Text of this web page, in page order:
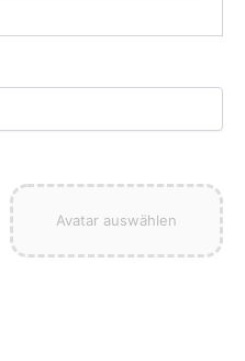
Avatar auswählen